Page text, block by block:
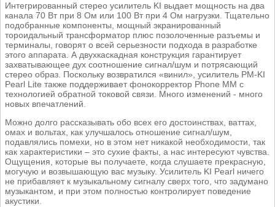
Интегрированный стерео усилитель KI выдает мощность на два
канала 70 Вт при 8 Ом или 100 Вт при 4 Ом нагрузки. Тщательно
подобранные компоненты, мощный экранированный
тороидальный трансформатор плюс позолоченные разъемы и
терминалы, говорят о всей серьезности подхода в разработке
этого аппарата. А двухкаскадная конструкция гарантирует
захватывающее дух соотношение сигнал/шум и потрясающий
стерео образ. Поскольку возвратился «винил», усилитель PM-KI
Pearl Lite также поддерживает фонокорректор Phone MM с
технологией обратной токовой связи. Много изменений - много
новых впечатлений.
Можно долго рассказывать обо всех его достоинствах, ваттах,
омах и вольтах, как улучшалось отношение сигнал/шум,
подавлялись помехи, но в этом нет никакой необходимости, так
как характеристики – это сухие факты, а нас интересуют чувства.
Ощущения, которые вы получаете, когда слушаете прекрасную,
могучую и возвышающую вас музыку. Усилитель KI Pearl ничего
не прибавляет к музыкальному сигналу сверх того, что задумано
музыкантом, и при этом полностью контролирует поведение
акустики.